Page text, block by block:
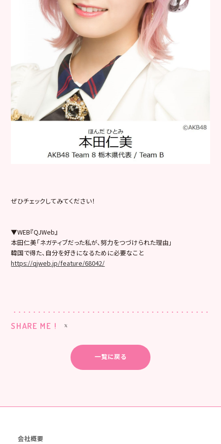
ぜひチェックしてみてください！
▼WEB『QJWeb』
本田仁美「ネガティブだった私が、努力をつづけられた理由」
韓国で得た、自分を好きになるために必要なこと
https://qjweb.jp/feature/68042/
SHARE ME !
一覧に戻る
会社概要